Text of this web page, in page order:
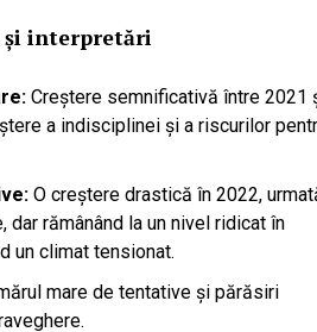
interpretări
Creștere semnificativă între 2021
a indisciplinei și a riscurilor
O creștere drastică în 2022,
dar rămânând la un nivel ridicat în
un climat tensionat.
mare de tentative și părăsiri